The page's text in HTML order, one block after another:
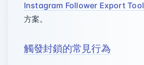
Instagram Follower Export Tool
方案。
觸發封鎖的常見行為